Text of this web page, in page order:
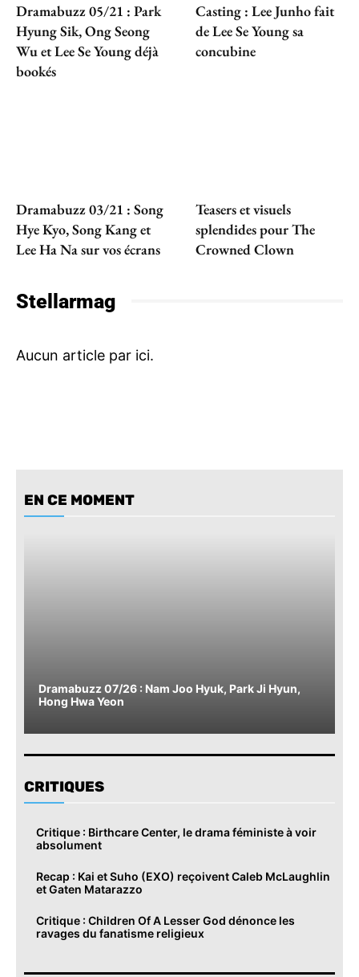
Dramabuzz 05/21 : Park
Hyung Sik, Ong Seong
Wu et Lee Se Young déjà
bookés
Casting : Lee Junho fait
de Lee Se Young sa
concubine
Dramabuzz 03/21 : Song
Hye Kyo, Song Kang et
Lee Ha Na sur vos écrans
Teasers et visuels
splendides pour The
Crowned Clown
Stellarmag
EN CE MOMENT
Dramabuzz 07/26 : Nam Joo Hyuk, Park Ji Hyun,
Hong Hwa Yeon
CRITIQUES
Critique : Birthcare Center, le drama féministe à voir
absolument
Recap : Kai et Suho (EXO) reçoivent Caleb McLaughlin
et Gaten Matarazzo
Critique : Children Of A Lesser God dénonce les
ravages du fanatisme religieux